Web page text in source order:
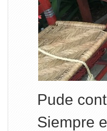
Pude
Siempre